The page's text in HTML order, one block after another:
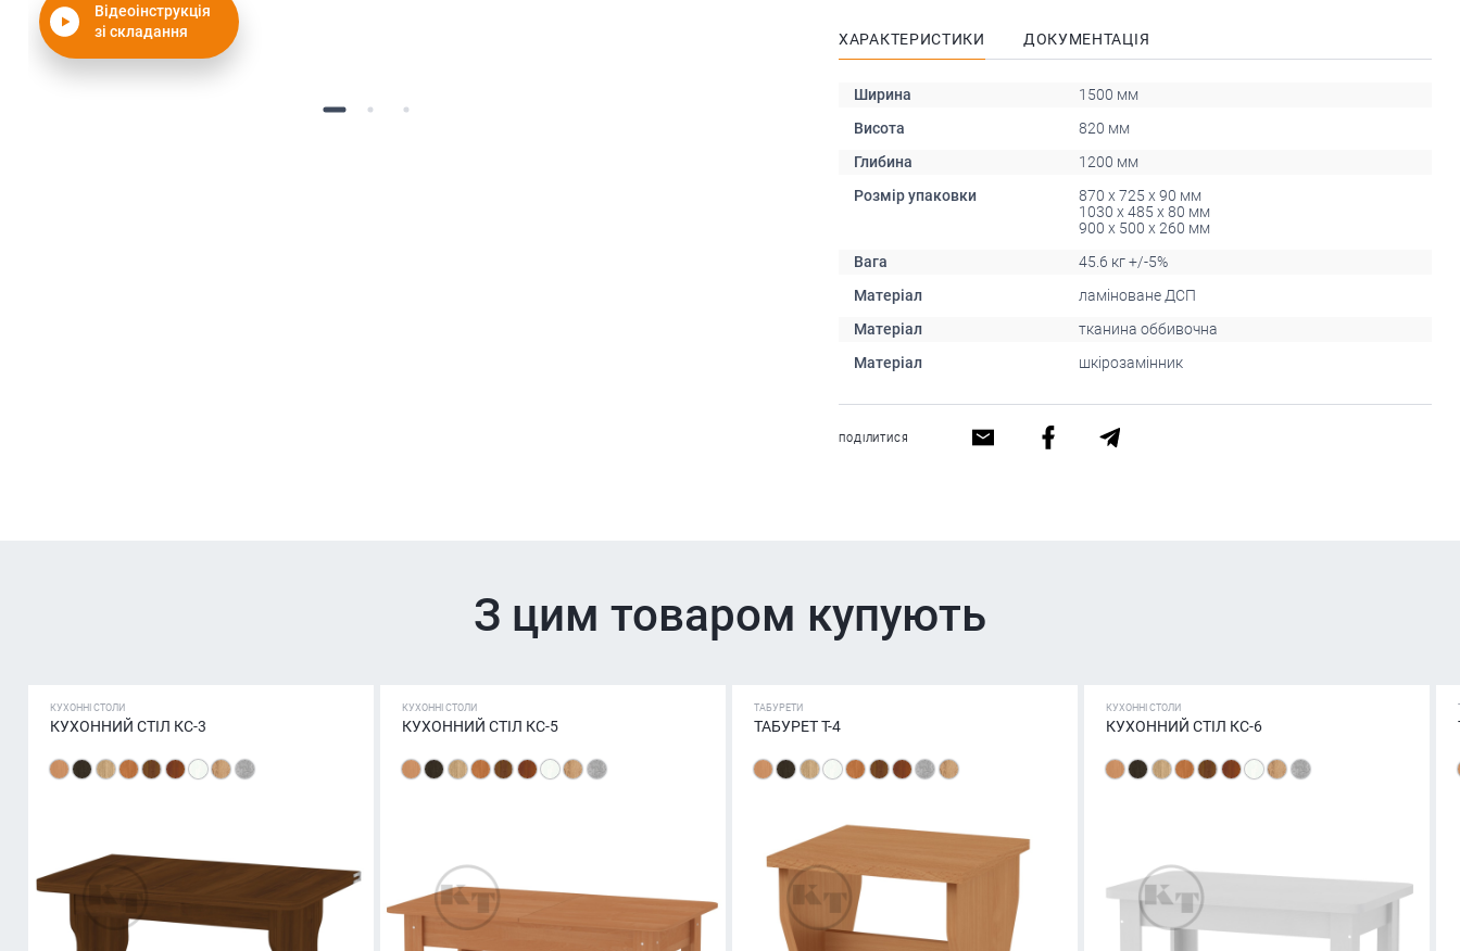
Відеоінструкція
зі складання
ХАРАКТЕРИСТИКИ ДОКУМЕНТАЦІЯ
Ширина
1500 мм
Висота
820 мм
Глибина
1200 мм
Розмір упаковки
870 x 725 x 90 мм
1030 x 485 x 80 мм
900 x 500 x 260 мм
Вага
45.6 кг +/-5%
Матеріал
ламіноване ДСП
Матеріал
тканина оббивочна
Матеріал
шкірозамінник
ПОДІЛИТИСЯ
З цим товаром купують
КУХОННІ СТОЛИ
КУХОННИЙ СТІЛ КС-3
КУХОННІ СТОЛИ
КУХОННИЙ СТІЛ КС-5
ТАБУРЕТИ
ТАБУРЕТ Т-4
КУХОННІ СТОЛИ
КУХОННИЙ СТІЛ КС-6